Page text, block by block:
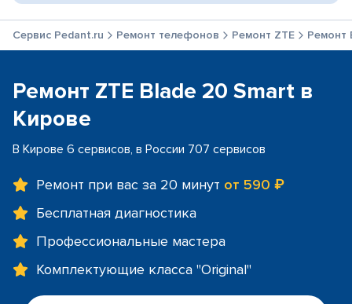
Сервис Pedant.ru Ремонт телефонов Ремонт ZTE Ремонт
Ремонт ZTE Blade 20 Smart в
Кирове
В Кирове 6 сервисов, в России 707 сервисов
Ремонт при вас за 20 минут от 590 ₽
Бесплатная диагностика
Профессиональные мастера
Комплектующие класса "Original"